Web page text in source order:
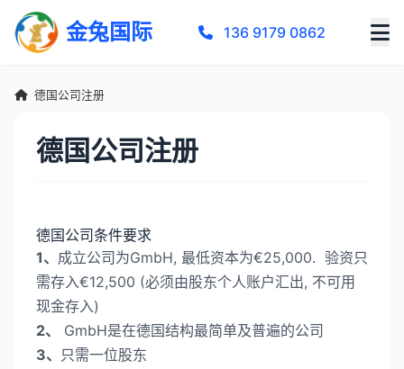
金兔国际 136 9179 0862
德国公司注册
德国公司注册
德国公司条件要求
1、 成立公司为GmbH, 最低资本为€25,000. 验资只
需存入€12,500 (必须由股东个人账户汇出, 不可用
现金存入)
2、
GmbH是在德国结构最简单及普遍的公司
3、 只需一位股东